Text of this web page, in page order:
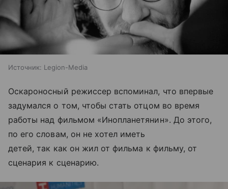
Источник: Legion-Media
Оскароносный режиссер вспоминал, что впервые
задумался о том, чтобы стать отцом во время
работы над фильмом «Инопланетянин». До этого,
по его словам, он не хотел иметь
детей, так как он жил от фильма к фильму, от
сценария к сценарию.